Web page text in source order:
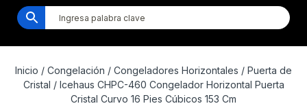
Inicio / Congelación / Congeladores Horizontales / Puerta de
Cristal / Icehaus CHPC-460 Congelador Horizontal Puerta
Cristal Curvo 16 Pies Cúbicos 153 Cm